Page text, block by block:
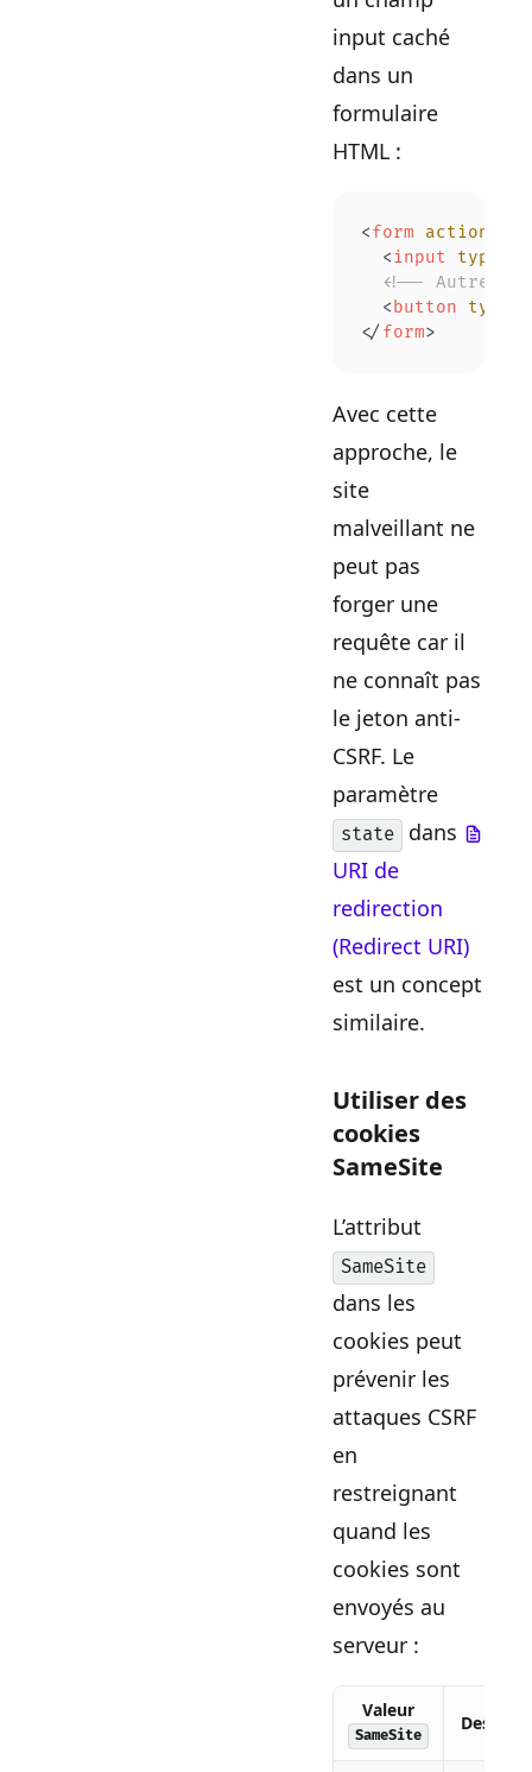
input caché
dans un
formulaire
HTML :
<form action
  <
input type
<!-- Autres
  <
button type
</ form>
Avec cette
approche, le
site
malveillant ne
peut pas
forger une
requête car il
ne connaît pas
le jeton anti-
CSRF. Le
paramètre
state
dans
URI de
redirection
(Redirect URI)
est un concept
similaire.
Utiliser des
cookies
SameSite
L’attribut
SameSite
dans les
cookies peut
prévenir les
attaques CSRF
en
restreignant
quand les
cookies sont
envoyés au
serveur :
Valeur
SameSite